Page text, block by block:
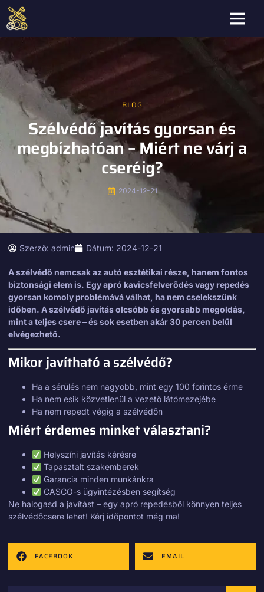
BLOG
Szélvédő javítás gyorsan és
megbízhatóan – Miért ne várj a
cseréig?
2024-12-21
Szerző: admin Dátum: 2024-12-21
A szélvédő nemcsak az autó esztétikai része, hanem fontos
biztonsági elem is. Egy apró kavicsfelverődés vagy repedés
gyorsan komoly problémává válhat, ha nem cselekszünk
időben. A szélvédő javítás olcsóbb és gyorsabb megoldás,
mint a teljes csere – és sok esetben akár 30 percen belül
elvégezhető.
Mikor javítható a szélvédő?
Ha a sérülés nem nagyobb, mint egy 100 forintos érme
Ha nem esik közvetlenül a vezető látómezejébe
Ha nem repedt végig a szélvédőn
Miért érdemes minket választani?
Helyszíni javítás kérésre
Tapasztalt szakemberek
Garancia minden munkánkra
CASCO-s ügyintézésben segítség
Ne halogasd a javítást – egy apró repedésből könnyen teljes
szélvédőcsere lehet! Kérj időpontot még ma!
FACEBOOK EMAIL